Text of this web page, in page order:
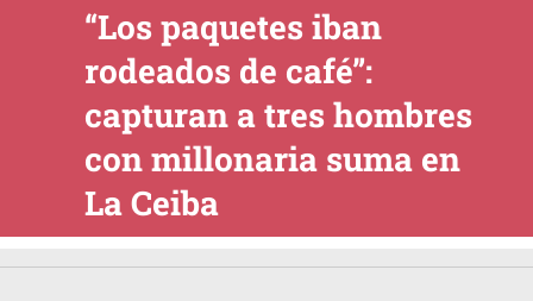
“Los paquetes iban
rodeados de café”:
capturan a tres hombres
con millonaria suma en
La Ceiba